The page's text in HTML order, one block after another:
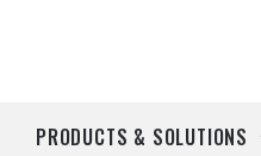
PRODUCTS & SOLUTIONS